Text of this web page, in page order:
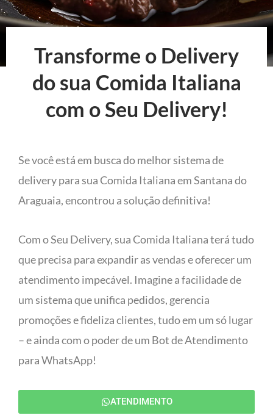
Transforme o Delivery
do sua Comida Italiana
com o Seu Delivery!
Se você está em busca do melhor sistema de
delivery para sua Comida Italiana em Santana do
Araguaia, encontrou a solução definitiva!
Com o Seu Delivery, sua Comida Italiana terá tudo
que precisa para expandir as vendas e oferecer um
atendimento impecável. Imagine a facilidade de
um sistema que unifica pedidos, gerencia
promoções e fideliza clientes, tudo em um só lugar
– e ainda com o poder de um Bot de Atendimento
para WhatsApp!
ATENDIMENTO